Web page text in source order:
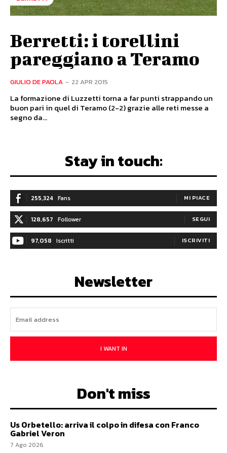
Berretti: i torellini
pareggiano a Teramo
GIULIO DE PAOLA - 22 APR 2015
La formazione di Luzzetti torna a far punti strappando un
buon pari in quel di Teramo (2-2) grazie alle reti messe a
segno da...
Stay in touch:
255,324 Fans MI PIACE
128,657 Follower SEGUI
97,058 Iscritti ISCRIVITI
Newsletter
I WANT IN
Don't miss
Us Orbetello: arriva il colpo in difesa con Franco
Gabriel Veron
7 Ago 2026